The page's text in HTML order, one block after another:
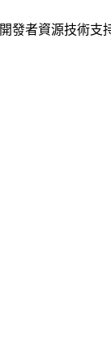
開發者資源技術支